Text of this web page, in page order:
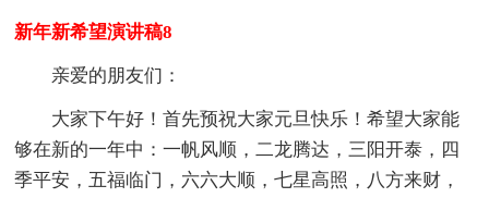
新年新希望演讲稿8
亲爱的朋友们：
大家下午好！首先预祝大家元旦快乐！希望大家能
够在新的一年中：一帆风顺，二龙腾达，三阳开泰，四
季平安，五福临门，六六大顺，七星高照，八方来财，